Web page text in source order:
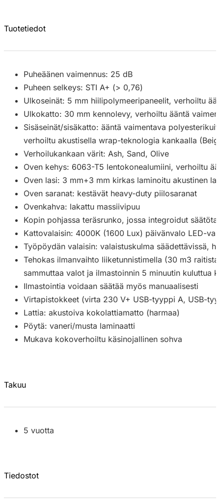
Tuotetiedot
Puheäänen vaimennus: 25 dB
Puheen selkeys: STI A+ (> 0,76)
Ulkoseinät: 5 mm hiilipolymeeripaneelit, verhoiltu
Ulkokatto: 30 mm kennolevy, verhoiltu ääntä
Sisäseinät/sisäkatto: ääntä vaimentava
verhoiltu akustisella wrap-teknologia kankaalla
Verhoilukankaan värit: Ash, Sand, Olive
Oven kehys: 6063-T5 lentokonealumiini, verhoiltu
Oven lasi: 3 mm+3 mm kirkas laminoitu akustinen
Oven saranat: kestävät heavy-duty piilosaranat
Ovenkahva: lakattu massiivipuu
Kopin pohjassa teräsrunko, jossa integroidut
Kattovalaisin: 4000K (1600 Lux) päivänvalo LED-
Työpöydän valaisin: valaistuskulma säädettävissä,
Tehokas ilmanvaihto liiketunnistimella (30 m3
sammuttaa valot ja ilmastoinnin 5 minuutin kuluttua
Ilmastointia voidaan säätää myös manuaalisesti
Virtapistokkeet (virta 230 V+ USB-tyyppi A, USB-
Lattia: akustoiva kokolattiamatto (harmaa)
Pöytä: vaneri/musta laminaatti
Mukava kokoverhoiltu käsinojallinen sohva
Takuu
5 vuotta
Tiedostot